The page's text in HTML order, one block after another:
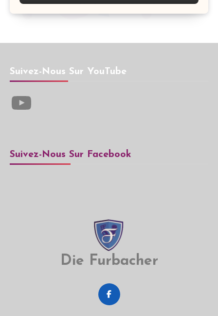
Suivez-Nous Sur YouTube
YouTube
Suivez-Nous Sur Facebook
Die Furbacher